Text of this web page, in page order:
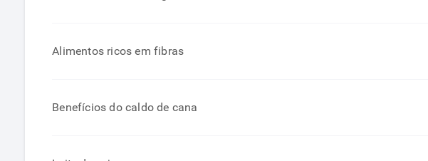
Alimentos ricos em fibras
Benefícios do caldo de cana